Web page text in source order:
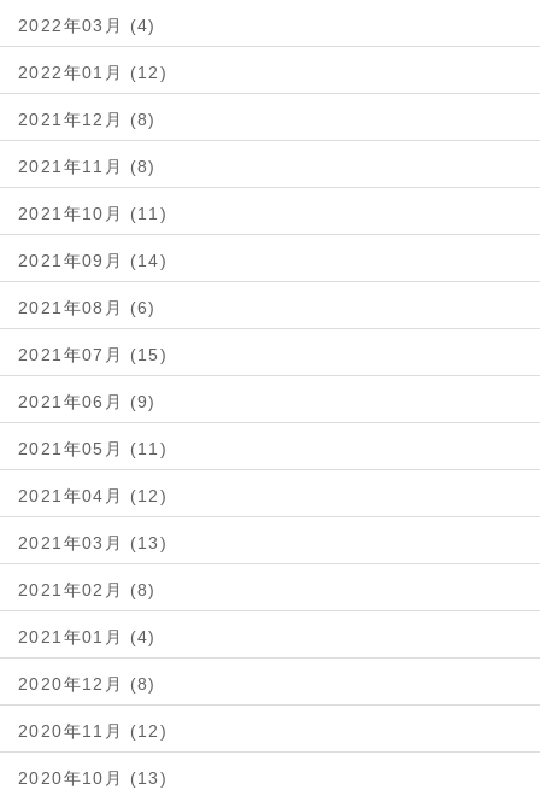
2022年03月 (4)
2022年01月 (12)
2021年12月 (8)
2021年11月 (8)
2021年10月 (11)
2021年09月 (14)
2021年08月 (6)
2021年07月 (15)
2021年06月 (9)
2021年05月 (11)
2021年04月 (12)
2021年03月 (13)
2021年02月 (8)
2021年01月 (4)
2020年12月 (8)
2020年11月 (12)
2020年10月 (13)